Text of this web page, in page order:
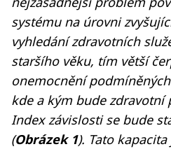
systému na úrovni
vyhledání zdravotních
staršího věku, tím větší
onemocnění
kde a kým bude zdravotní
Index závislosti se bude
(Obrázek 1). Tato